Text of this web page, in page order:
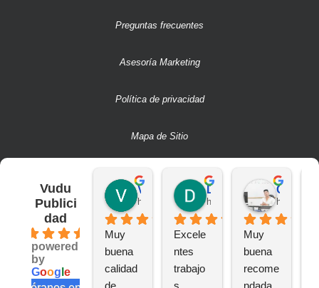
Preguntas frecuentes
Asesoría Marketing
Política de privacidad
Mapa de Sitio
Vudu
Publici
dad
powered
by
Goog e
hace 2 años
Muy
buena
calidad
de
hace 2 años
Excele
ntes
trabajo
s
hace 2
Muy
buena
recome
ndada